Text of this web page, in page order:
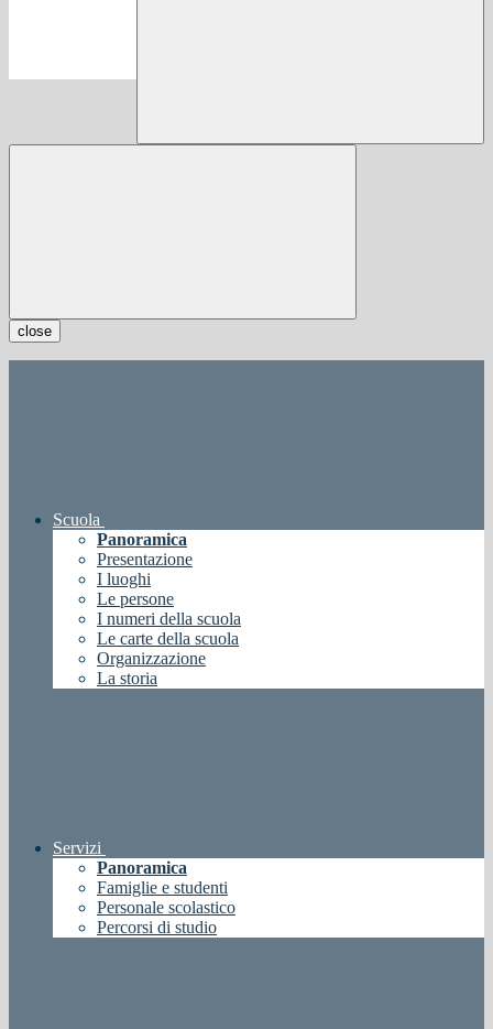
close
Scuola
Panoramica
Presentazione
I luoghi
Le persone
I numeri della scuola
Le carte della scuola
Organizzazione
La storia
Servizi
Panoramica
Famiglie e studenti
Personale scolastico
Percorsi di studio